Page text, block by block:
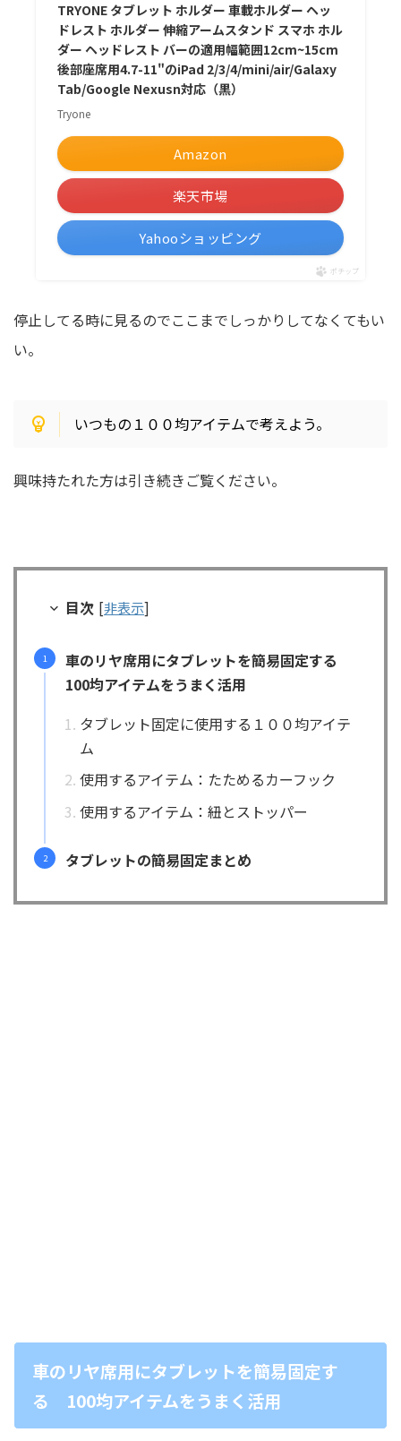
TRYONE タブレット ホルダー 車載ホルダー ヘッ
ドレスト ホルダー 伸縮アームスタンド スマホ ホル
ダー ヘッドレスト バーの適用幅範囲12cm~15cm
後部座席用4.7-11"のiPad 2/3/4/mini/air/Galaxy
Tab/Google Nexusn対応（黒）
Tryone
Amazon
楽天市場
Yahooショッピング
ポチップ
停止してる時に見るのでここまでしっかりしてなくてもい
い。
いつもの１００均アイテムで考えよう。
興味持たれた方は引き続きご覧ください。
目次 [非表示]
車のリヤ席用にタブレットを簡易固定する
100均アイテムをうまく活用
タブレット固定に使用する１００均アイテ
ム
使用するアイテム：たためるカーフック
使用するアイテム：紐とストッパー
タブレットの簡易固定まとめ
車のリヤ席用にタブレットを簡易固定す
る 100均アイテムをうまく活用